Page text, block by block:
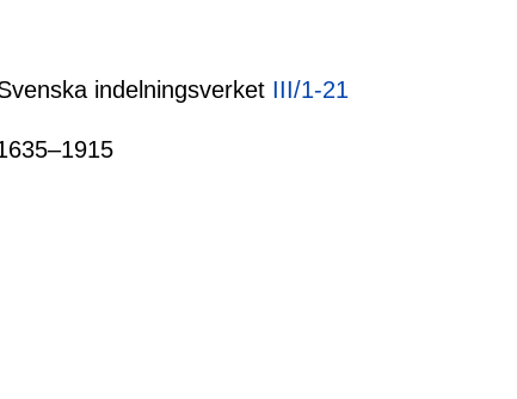
indelningsverket III/1-21